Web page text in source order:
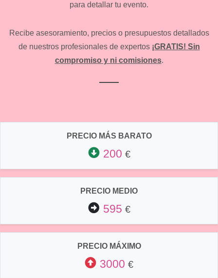
para detallar tu evento.
Recibe asesoramiento, precios o presupuestos detallados
de nuestros profesionales de expertos ¡GRATIS! Sin
compromiso y ni comisiones.
PRECIO MÁS BARATO
200 €
PRECIO MEDIO
595 €
PRECIO MÁXIMO
3000 €